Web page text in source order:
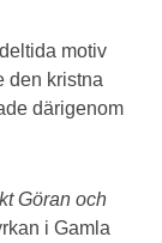
motiv
den kristna
därigenom
Göran och
i Gamla